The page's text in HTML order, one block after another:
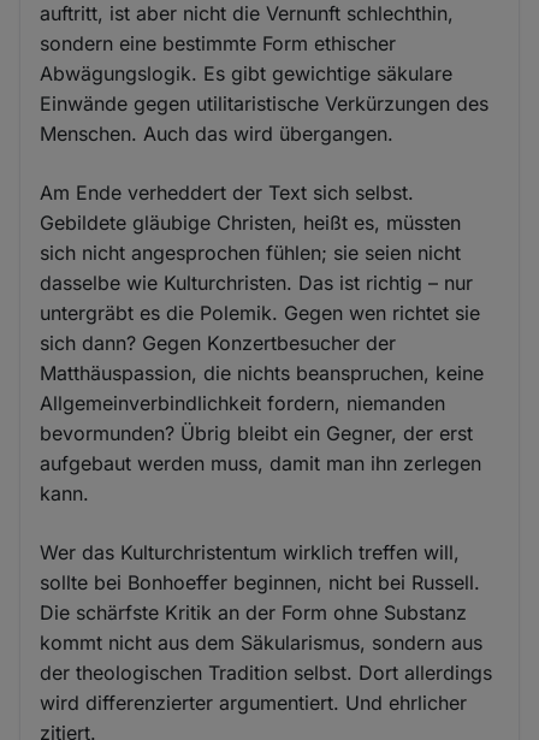
auftritt, ist aber nicht die Vernunft schlechthin,
sondern eine bestimmte Form ethischer
Abwägungslogik. Es gibt gewichtige säkulare
Einwände gegen utilitaristische Verkürzungen des
Menschen. Auch das wird übergangen.
Am Ende verheddert der Text sich selbst.
Gebildete gläubige Christen, heißt es, müssten
sich nicht angesprochen fühlen; sie seien nicht
dasselbe wie Kulturchristen. Das ist richtig – nur
untergräbt es die Polemik. Gegen wen richtet sie
sich dann? Gegen Konzertbesucher der
Matthäuspassion, die nichts beanspruchen, keine
Allgemeinverbindlichkeit fordern, niemanden
bevormunden? Übrig bleibt ein Gegner, der erst
aufgebaut werden muss, damit man ihn zerlegen
kann.
Wer das Kulturchristentum wirklich treffen will,
sollte bei Bonhoeffer beginnen, nicht bei Russell.
Die schärfste Kritik an der Form ohne Substanz
kommt nicht aus dem Säkularismus, sondern aus
der theologischen Tradition selbst. Dort allerdings
wird differenzierter argumentiert. Und ehrlicher
zitiert.